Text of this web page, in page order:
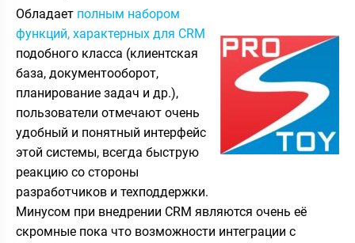
Обладает полным набором
функций, характерных для CRM
подобного класса (клиентская
база, документооборот,
планирование задач и др.),
пользователи отмечают очень
удобный и понятный интерфейс
этой системы, всегда быструю
реакцию со стороны
разработчиков и техподдержки.
Минусом при внедрении CRM являются очень её
скромные пока что возможности интеграции с